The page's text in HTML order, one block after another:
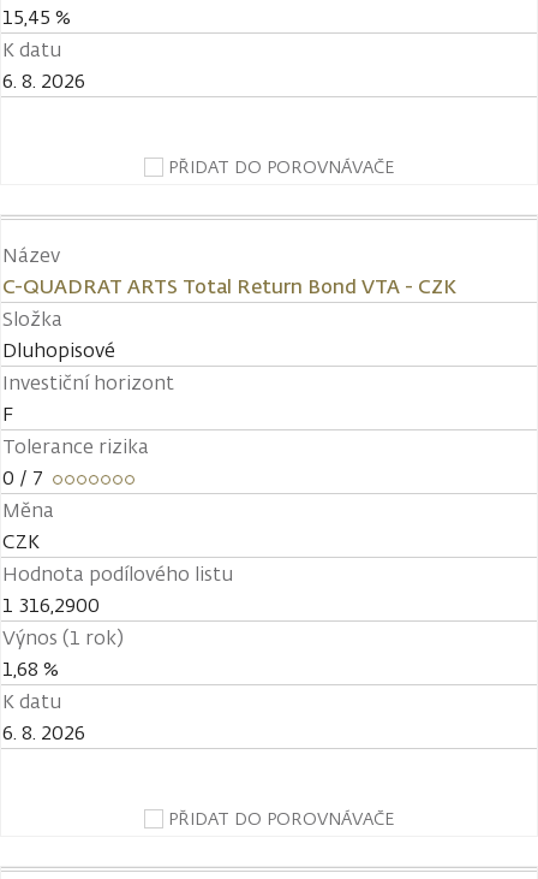
15,45 %
K datu
6. 8. 2026
PŘIDAT DO POROVNÁVAČE
Název
C-QUADRAT ARTS Total Return Bond VTA - CZK
Složka
Dluhopisové
Investiční horizont
F
Tolerance rizika
0 / 7
Měna
CZK
Hodnota podílového listu
1 316,2900
Výnos (1 rok)
1,68 %
K datu
6. 8. 2026
PŘIDAT DO POROVNÁVAČE